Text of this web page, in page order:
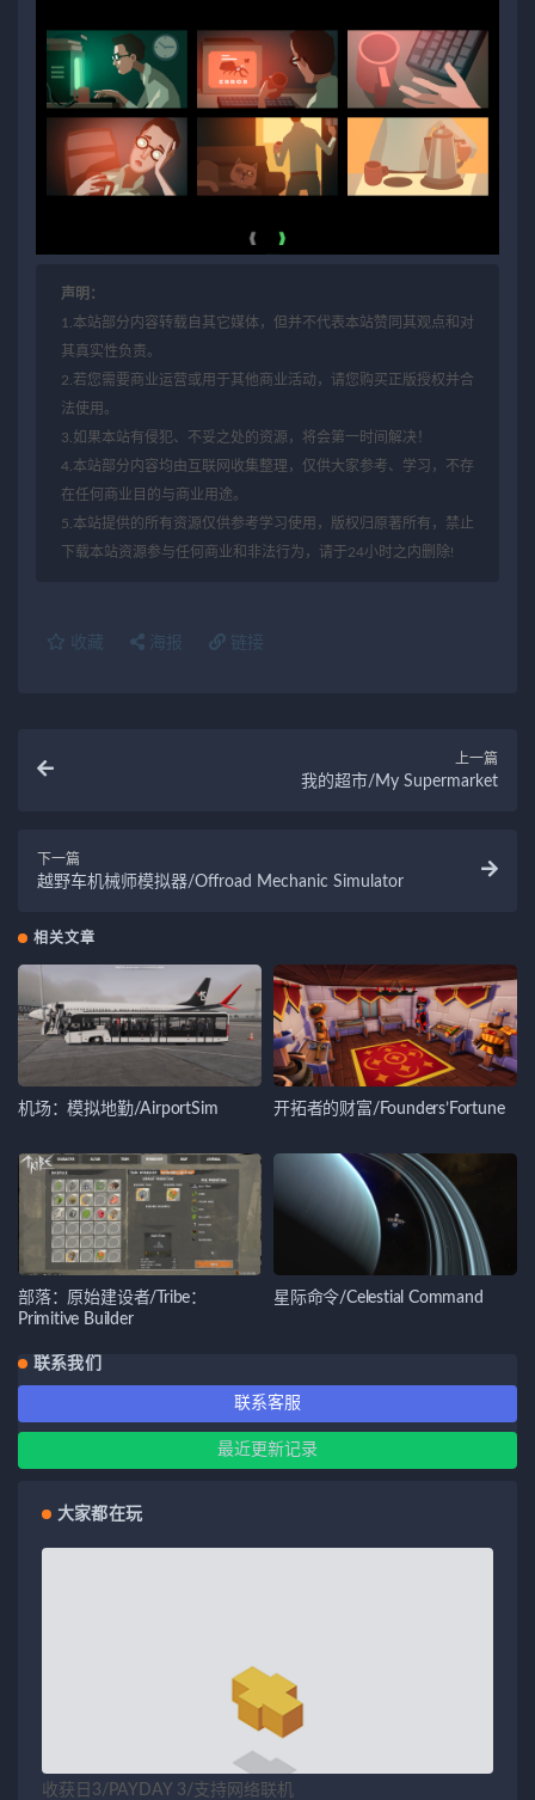
声明：
1.本站部分内容转载自其它媒体，但并不代表本站赞同其观点和对
其真实性负责。
2.若您需要商业运营或用于其他商业活动，请您购买正版授权并合
法使用。
3.如果本站有侵犯、不妥之处的资源，将会第一时间解决！
4.本站部分内容均由互联网收集整理，仅供大家参考、学习，不存
在任何商业目的与商业用途。
5.本站提供的所有资源仅供参考学习使用，版权归原著所有，禁止
下载本站资源参与任何商业和非法行为，请于24小时之内删除!
收藏 海报 链接
上一篇
我的超市/My Supermarket
下一篇
越野车机械师模拟器/Offroad Mechanic Simulator
相关文章
机场：模拟地勤/AirportSim 开拓者的财富/Founders’Fortune
部落：原始建设者/Tribe：
Primitive Builder
星际命令/Celestial Command
联系我们
联系客服
最近更新记录
大家都在玩
收获日3/PAYDAY 3/支持网络联机